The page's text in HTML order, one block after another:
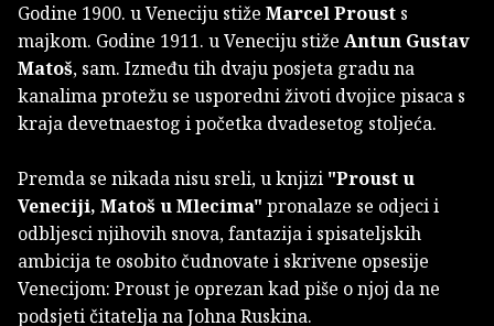
Godine 1900. u Veneciju stiže Marcel Proust s
majkom. Godine 1911. u Veneciju stiže Antun Gustav
Matoš, sam. Između tih dvaju posjeta gradu na
kanalima protežu se usporedni životi dvojice pisaca s
kraja devetnaestog i početka dvadesetog stoljeća.
Premda se nikada nisu sreli, u knjizi "Proust u
Veneciji, Matoš u Mlecima" pronalaze se odjeci i
odbljesci njihovih snova, fantazija i spisateljskih
ambicija te osobito čudnovate i skrivene opsesije
Venecijom: Proust je oprezan kad piše o njoj da ne
podsjeti čitatelja na Johna Ruskina.